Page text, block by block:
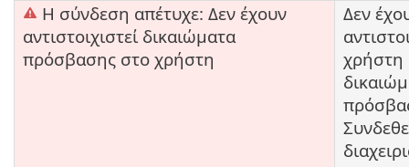
Η σύνδεση απέτυχε: Δεν έχουν
αντιστοιχιστεί δικαιώματα
πρόσβασης στο χρήστη
Δεν
χρήστη